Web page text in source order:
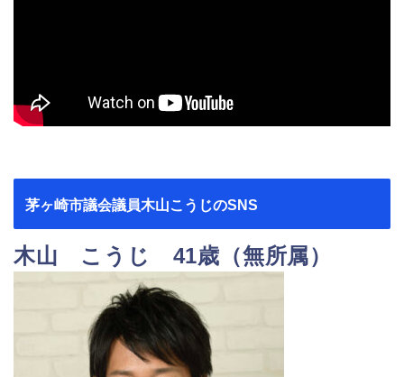
茅ヶ崎市議会議員木山こうじのSNS
木山 こうじ 41歳（無所属）